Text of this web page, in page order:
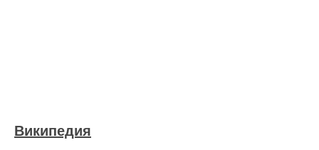
Википедия